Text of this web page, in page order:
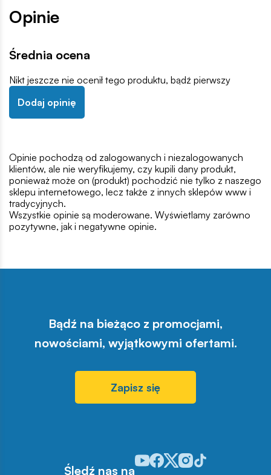
Opinie
Średnia ocena
Nikt jeszcze nie ocenił tego produktu, bądź pierwszy
Dodaj opinię
Opinie pochodzą od zalogowanych i niezalogowanych
klientów, ale nie weryfikujemy, czy kupili dany produkt,
ponieważ może on (produkt) pochodzić nie tylko z naszego
sklepu internetowego, lecz także z innych sklepów www i
tradycyjnych.
Wszystkie opinie są moderowane. Wyświetlamy zarówno
pozytywne, jak i negatywne opinie.
Bądź na bieżąco z promocjami,
nowościami, wyjątkowymi ofertami.
Zapisz się
Śledź nas na
Odwiedź nasz profil w serwisie
Odwiedź nasz profil w
Odwiedź nasz profil w
Odwiedź nasz profil w
Odwiedź nasz